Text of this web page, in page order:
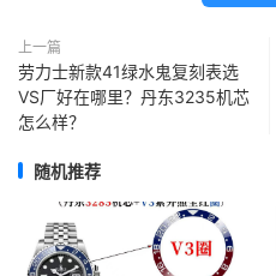
上一篇
劳力士新款41绿水鬼复刻表选
VS厂好在哪里？丹东3235机芯
怎么样？
随机推荐